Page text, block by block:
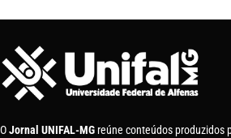
OJornal UNIFAL-MG reúne conteúdos produzidos